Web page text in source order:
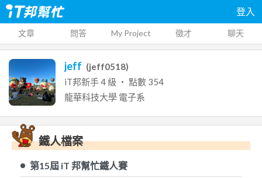
登入
文章 問答 My Project 徵才 聊天
jeff (jeff0518)
iT邦新手4 級 ‧ 點數 354
龍華科技大學 電子系
鐵人檔案
第15屆 iT 邦幫忙鐵人賽